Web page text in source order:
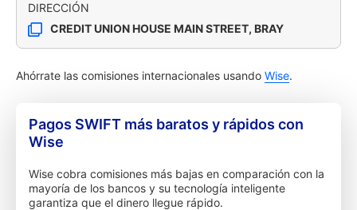
DIRECCIÓN
CREDIT UNION HOUSE MAIN STREET, BRAY
Ahórrate las comisiones internacionales usando Wise.
Pagos SWIFT más baratos y rápidos con
Wise
Wise cobra comisiones más bajas en comparación con la
mayoría de los bancos y su tecnología inteligente
garantiza que el dinero llegue rápido.